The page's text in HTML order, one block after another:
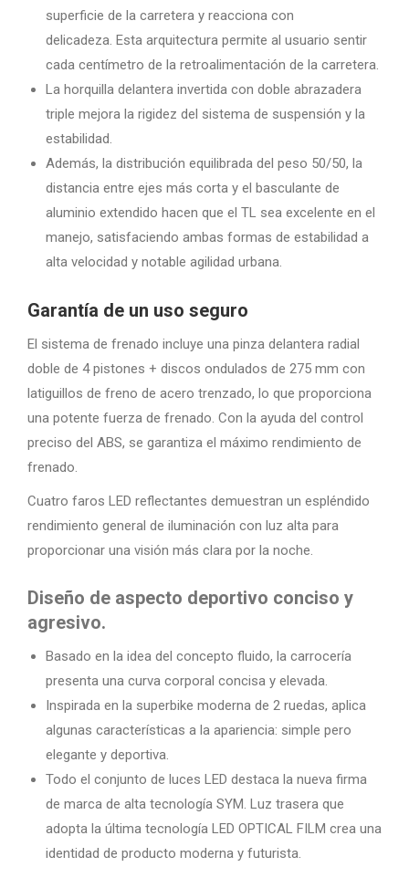
superficie de la carretera y reacciona con
delicadeza. Esta arquitectura permite al usuario sentir
cada centímetro de la retroalimentación de la carretera.
La horquilla delantera invertida con doble abrazadera
triple mejora la rigidez del sistema de suspensión y la
estabilidad.
Además, la distribución equilibrada del peso 50/50, la
distancia entre ejes más corta y el basculante de
aluminio extendido hacen que el TL sea excelente en el
manejo, satisfaciendo ambas formas de estabilidad a
alta velocidad y notable agilidad urbana.
Garantía de un uso seguro
El sistema de frenado incluye una pinza delantera radial
doble de 4 pistones + discos ondulados de 275 mm con
latiguillos de freno de acero trenzado, lo que proporciona
una potente fuerza de frenado. Con la ayuda del control
preciso del ABS, se garantiza el máximo rendimiento de
frenado.
Cuatro faros LED reflectantes demuestran un espléndido
rendimiento general de iluminación con luz alta para
proporcionar una visión más clara por la noche.
Diseño de aspecto deportivo conciso y
agresivo.
Basado en la idea del concepto fluido, la carrocería
presenta una curva corporal concisa y elevada.
Inspirada en la superbike moderna de 2 ruedas, aplica
algunas características a la apariencia: simple pero
elegante y deportiva.
Todo el conjunto de luces LED destaca la nueva firma
de marca de alta tecnología SYM. Luz trasera que
adopta la última tecnología LED OPTICAL FILM crea una
identidad de producto moderna y futurista.